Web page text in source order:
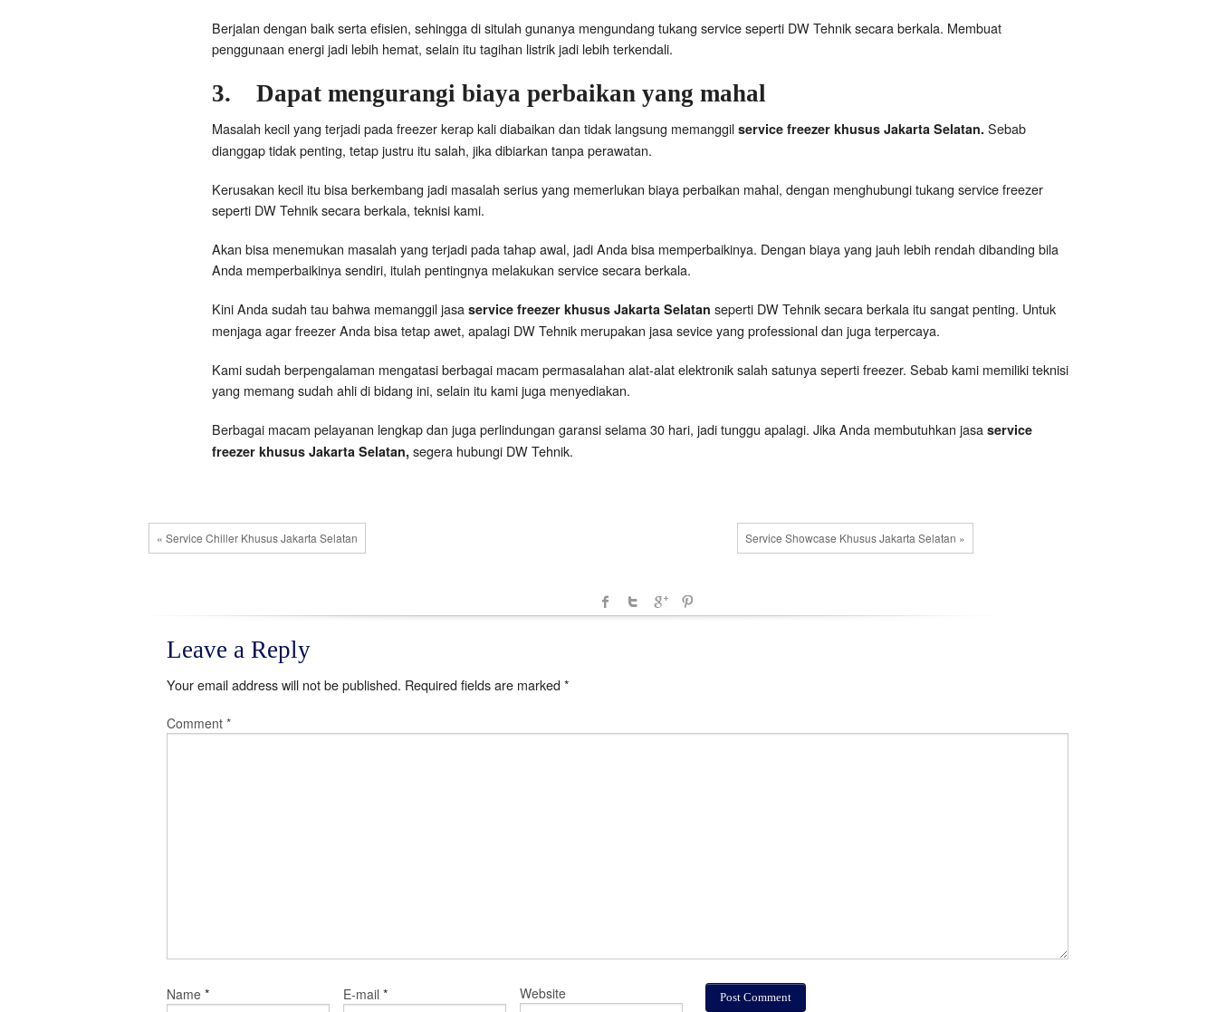
Berjalan dengan baik serta efisien, sehingga di situlah gunanya mengundang tukang service seperti DW Tehnik secara berkala. Membuat
penggunaan energi jadi lebih hemat, selain itu tagihan listrik jadi lebih terkendali.
3. Dapat mengurangi biaya perbaikan yang mahal
Masalah kecil yang terjadi pada freezer kerap kali diabaikan dan tidak langsung memanggil service freezer khusus Jakarta Selatan. Sebab
dianggap tidak penting, tetap justru itu salah, jika dibiarkan tanpa perawatan.
Kerusakan kecil itu bisa berkembang jadi masalah serius yang memerlukan biaya perbaikan mahal, dengan menghubungi tukang service freezer
seperti DW Tehnik secara berkala, teknisi kami.
Akan bisa menemukan masalah yang terjadi pada tahap awal, jadi Anda bisa memperbaikinya. Dengan biaya yang jauh lebih rendah dibanding bila
Anda memperbaikinya sendiri, itulah pentingnya melakukan service secara berkala.
Kini Anda sudah tau bahwa memanggil jasa service freezer khusus Jakarta Selatan seperti DW Tehnik secara berkala itu sangat penting. Untuk
menjaga agar freezer Anda bisa tetap awet, apalagi DW Tehnik merupakan jasa sevice yang professional dan juga terpercaya.
Kami sudah berpengalaman mengatasi berbagai macam permasalahan alat-alat elektronik salah satunya seperti freezer. Sebab kami memiliki teknisi
yang memang sudah ahli di bidang ini, selain itu kami juga menyediakan.
Berbagai macam pelayanan lengkap dan juga perlindungan garansi selama 30 hari, jadi tunggu apalagi. Jika Anda membutuhkan jasa service
freezer khusus Jakarta Selatan, segera hubungi DW Tehnik.
« Service Chiller Khusus Jakarta Selatan Service Showcase Khusus Jakarta Selatan »
Leave a Reply
Your email address will not be published. Required fields are marked*
Comment *
Name * E-mail * Website